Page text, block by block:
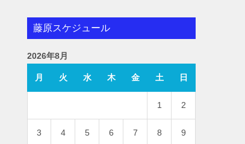
藤原スケジュール
2026年8月
月 火 水 木 金 土 日
1 2
3 4 5 6 7 8 9